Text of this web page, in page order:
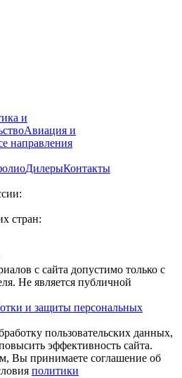
и
Авиация и
направления
ДилерыКонтакты
стран:
с сайта допустимо только с
Не является публичной
и защиты персональных
пользовательских данных,
эффективность сайта.
Вы принимаете соглашение об
политики